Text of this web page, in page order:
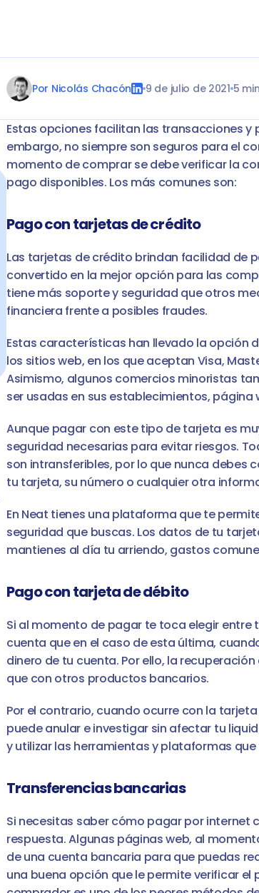
Por Nicolás Chacón 9 de julio de 2021 5
Estas opciones facilitan las transacciones y
embargo, no siempre son seguros para el
momento de comprar se debe verificar la
pago disponibles. Los más comunes son:
Pago con tarjetas de crédito
Las tarjetas de crédito brindan facilidad de
convertido en la mejor opción para las
tiene más soporte y seguridad que otros
financiera frente a posibles fraudes.
Estas características han llevado la opción
los sitios web, en los que aceptan Visa,
Asimismo, algunos comercios minoristas
ser usadas en sus establecimientos,
Aunque pagar con este tipo de tarjeta es
seguridad necesarias para evitar riesgos.
son intransferibles, por lo que nunca debes
tu tarjeta, su número o cualquier otra
En Neat tienes una plataforma que te
seguridad que buscas. Los datos de tu
mantienes al día tu arriendo, gastos
Pago con tarjeta de débito
Si al momento de pagar te toca elegir
cuenta que en el caso de esta última,
dinero de tu cuenta. Por ello, la
que con otros productos bancarios.
Por el contrario, cuando ocurre con la
puede anular e investigar sin afectar tu
y utilizar las herramientas y plataformas
Transferencias bancarias
Si necesitas saber cómo pagar por
respuesta. Algunas páginas web, al
de una cuenta bancaria para que puedas
una buena opción que le permite verificar el